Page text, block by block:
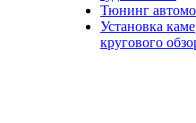
Тюнинг
Установка
кругового